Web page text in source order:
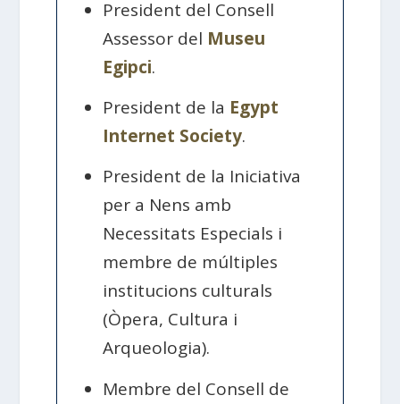
President del Consell
Assessor del Museu
Egipci.
President de la Egypt
Internet Society.
President de la Iniciativa
per a Nens amb
Necessitats Especials i
membre de múltiples
institucions culturals
(Òpera, Cultura i
Arqueologia).
Membre del Consell de